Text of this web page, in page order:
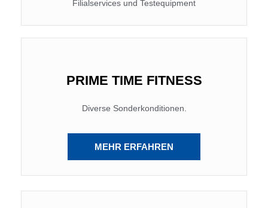
Filialservices und Testequipment
PRIME TIME FITNESS
Diverse Sonderkonditionen.
MEHR ERFAHREN